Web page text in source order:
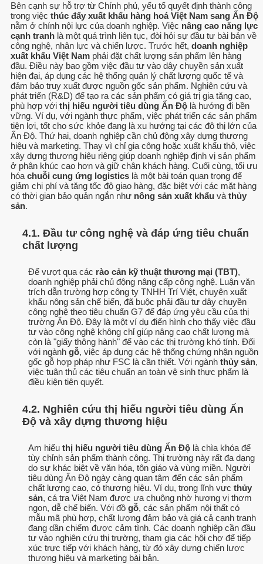
Bên cạnh sự hỗ trợ từ Chính phủ, yếu tố quyết định thành công
trong việc thúc đẩy xuất khẩu hàng hoá Việt Nam sang Ấn Độ
nằm ở chính nội lực của doanh nghiệp. Việc nâng cao năng lực
cạnh tranh là một quá trình liên tục, đòi hỏi sự đầu tư bài bản về
công nghệ, nhân lực và chiến lược. Trước hết, doanh nghiệp
xuất khẩu Việt Nam phải đặt chất lượng sản phẩm lên hàng
đầu. Điều này bao gồm việc đầu tư vào dây chuyền sản xuất
hiện đại, áp dụng các hệ thống quản lý chất lượng quốc tế và
đảm bảo truy xuất được nguồn gốc sản phẩm. Nghiên cứu và
phát triển (R&D) để tạo ra các sản phẩm có giá trị gia tăng cao,
phù hợp với thị hiếu người tiêu dùng Ấn Độ là hướng đi bền
vững. Ví dụ, với ngành thực phẩm, việc phát triển các sản phẩm
tiện lợi, tốt cho sức khỏe đang là xu hướng tại các đô thị lớn của
Ấn Độ. Thứ hai, doanh nghiệp cần chủ động xây dựng thương
hiệu và marketing. Thay vì chỉ gia công hoặc xuất khẩu thô, việc
xây dựng thương hiệu riêng giúp doanh nghiệp định vị sản phẩm
ở phân khúc cao hơn và giữ chân khách hàng. Cuối cùng, tối ưu
hóa chuỗi cung ứng logistics là một bài toán quan trọng để
giảm chi phí và tăng tốc độ giao hàng, đặc biệt với các mặt hàng
có thời gian bảo quản ngắn như nông sản xuất khẩu và thủy
sản.
4.1. Đầu tư công nghệ và đáp ứng tiêu chuẩn
chất lượng
Để vượt qua các rào cản kỹ thuật thương mại (TBT),
doanh nghiệp phải chủ động nâng cấp công nghệ. Luận văn
trích dẫn trường hợp công ty TNHH Trí Việt, chuyên xuất
khẩu nông sản chế biến, đã buộc phải đầu tư dây chuyền
công nghệ theo tiêu chuẩn G7 để đáp ứng yêu cầu của thị
trường Ấn Độ. Đây là một ví dụ điển hình cho thấy việc đầu
tư vào công nghệ không chỉ giúp nâng cao chất lượng mà
còn là "giấy thông hành" để vào các thị trường khó tính. Đối
với ngành gỗ, việc áp dụng các hệ thống chứng nhận nguồn
gốc gỗ hợp pháp như FSC là cần thiết. Với ngành thủy sản,
việc tuân thủ các tiêu chuẩn an toàn vệ sinh thực phẩm là
điều kiện tiên quyết.
4.2. Nghiên cứu thị hiếu người tiêu dùng Ấn
Độ và xây dựng thương hiệu
Am hiểu thị hiếu người tiêu dùng Ấn Độ là chìa khóa để
tùy chỉnh sản phẩm thành công. Thị trường này rất đa dạng
do sự khác biệt về văn hóa, tôn giáo và vùng miền. Người
tiêu dùng Ấn Độ ngày càng quan tâm đến các sản phẩm
chất lượng cao, có thương hiệu. Ví dụ, trong lĩnh vực thủy
sản, cá tra Việt Nam được ưa chuộng nhờ hương vị thơm
ngon, dễ chế biến. Với đồ gỗ, các sản phẩm nội thất có
mẫu mã phù hợp, chất lượng đảm bảo và giá cả cạnh tranh
đang dần chiếm được cảm tình. Các doanh nghiệp cần đầu
tư vào nghiên cứu thị trường, tham gia các hội chợ để tiếp
xúc trực tiếp với khách hàng, từ đó xây dựng chiến lược
thương hiệu và marketing bài bản.